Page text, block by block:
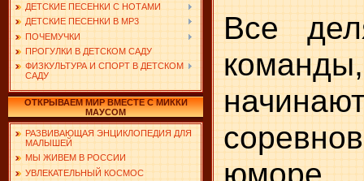
ДЕТСКИЕ ПЕСЕНКИ С НОТАМИ
ДЕТСКИЕ ПЕСЕНКИ В MP3
ПОЧЕМУЧКИ
ПРОГУЛКИ В ДЕТСКОМ САДУ
ФИЗКУЛЬТУРА И СПОРТ В ДЕТСКОМ
САДУ
ОТКРЫВАЕМ МИР ВМЕСТЕ С МИККИ
МАУСОМ
РАЗВИВАЮЩАЯ ЭНЦИКЛОПЕДИЯ ДЛЯ
МАЛЫШЕЙ
МЫ ЖИВЕМ В РОССИИ
УВЛЕКАТЕЛЬНЫЙ КОСМОС
Все
юморе